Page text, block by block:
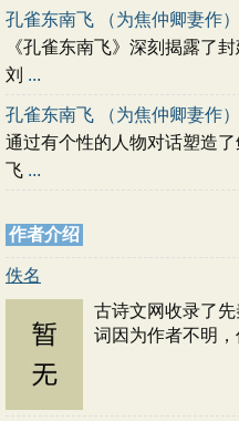
孔雀东南飞 （为焦仲卿妻作
《孔雀东南飞》深刻揭露了
刘 ...
孔雀东南飞 （为焦仲卿妻作
通过有个性的人物对话塑造
飞 ...
作者介绍
佚名
古诗文网收录了
词因为作者不明，